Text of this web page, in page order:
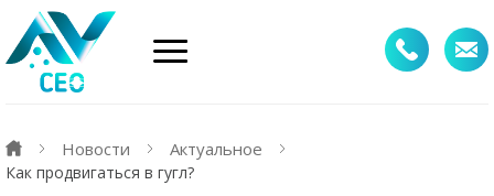
Новости Актуальное
Как продвигаться в гугл?